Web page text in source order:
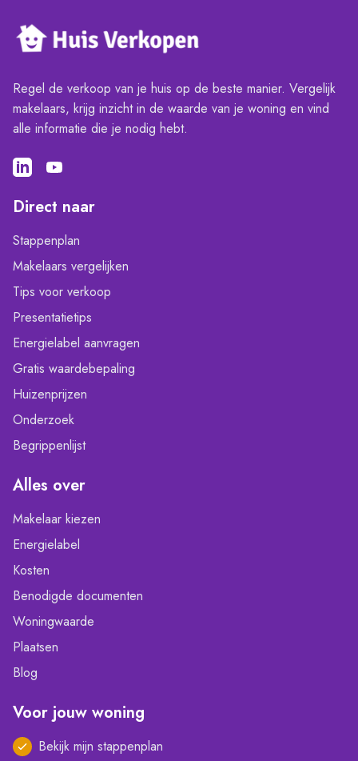
Regel de verkoop van je huis op de beste manier. Vergelijk
makelaars, krijg inzicht in de waarde van je woning en vind
alle informatie die je nodig hebt.
Direct naar
Stappenplan
Makelaars vergelijken
Tips voor verkoop
Presentatietips
Energielabel aanvragen
Gratis waardebepaling
Huizenprijzen
Onderzoek
Begrippenlijst
Alles over
Makelaar kiezen
Energielabel
Kosten
Benodigde documenten
Woningwaarde
Plaatsen
Blog
Voor jouw woning
Bekijk mijn stappenplan